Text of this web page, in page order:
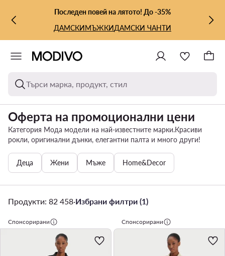
КЪМ ОСНОВНОТО СЪДЪРЖАНИЕ
КЪМ ТЪРСЕНЕПоследен повей на лятото! До -35%
ДАМСКИМЪЖКИДАМСКИ ЧАНТИ
Търси марка, продукт, стил
Оферта на промоционални цени
Категория Мода модели на най-известните марки.Красиви
рокли, оригинални дънки, елегантни палта и много други!
Деца Жени Мъже Home&Decor
Продукти: 82 458·Избрани филтри (1)
Спонсорирани Спонсорирани